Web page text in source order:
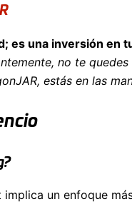
es una inversión en
no te
estás en las
un enfoque